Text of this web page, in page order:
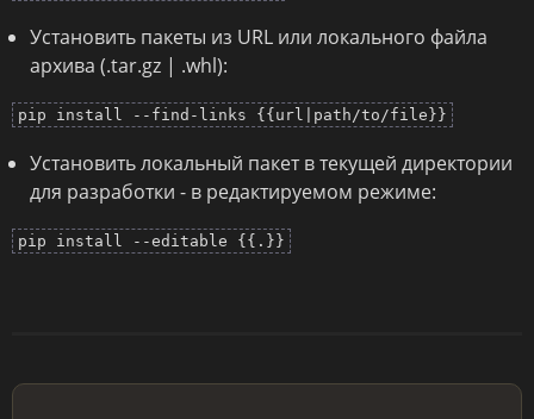
Установить пакеты из URL или локального файла
архива (.tar.gz | .whl):
pip install --find-links {{url|path/to/file}}
Установить локальный пакет в текущей директории
для разработки - в редактируемом режиме:
pip install --editable {{.}}